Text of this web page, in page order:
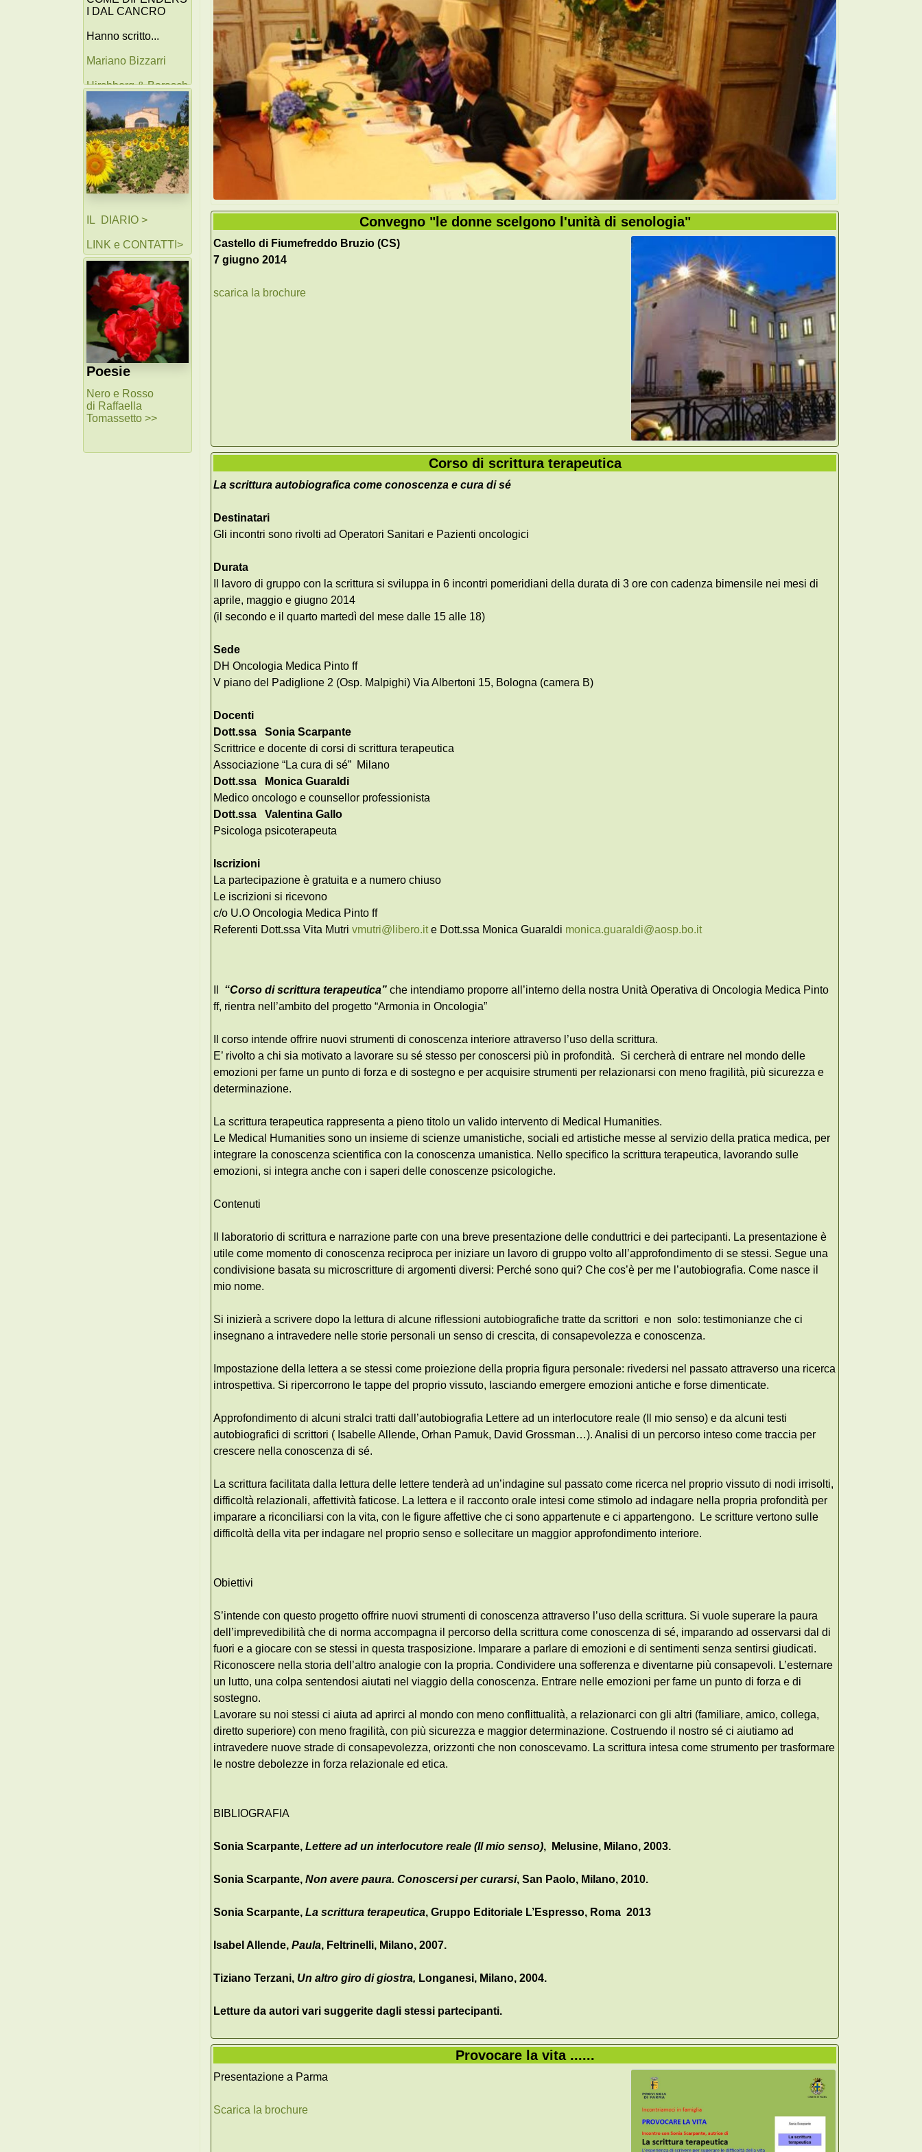
I DAL CANCRO
Hanno scritto...
Mariano Bizzarri
Hirshberg & Barasch
AA. VV.
IL DIARIO >
LINK e CONTATTI>
Poesie
Nero e Rosso
di Raffaella
Tomassetto >>
Convegno "le donne scelgono l'unità di senologia"
Castello di Fiumefreddo Bruzio (CS)
7 giugno 2014
scarica la brochure
Corso di scrittura terapeutica
La scrittura autobiografica come conoscenza e cura di sé
Destinatari
Gli incontri sono rivolti ad Operatori Sanitari e Pazienti oncologici
Durata
Il lavoro di gruppo con la scrittura si sviluppa in 6 incontri pomeridiani della durata di 3 ore con cadenza bimensile nei mesi di
aprile, maggio e giugno 2014
(il secondo e il quarto martedì del mese dalle 15 alle 18)
Sede
DH Oncologia Medica Pinto ff
V piano del Padiglione 2 (Osp. Malpighi) Via Albertoni 15, Bologna (camera B)
Docenti
Dott.ssa Sonia Scarpante
Scrittrice e docente di corsi di scrittura terapeutica
Associazione “La cura di sé” Milano
Dott.ssa Monica Guaraldi
Medico oncologo e counsellor professionista
Dott.ssa Valentina Gallo
Psicologa psicoterapeuta
Iscrizioni
La partecipazione è gratuita e a numero chiuso
Le iscrizioni si ricevono
c/o U.O Oncologia Medica Pinto ff
Referenti Dott.ssa Vita Mutri vmutri@libero.ite Dott.ssa Monica Guaraldi monica.guaraldi@aosp.bo.it
“Corso di scrittura terapeutica” che intendiamo proporre all’interno della nostra Unità Operativa di Oncologia Medica Pinto
ff, rientra nell’ambito del progetto “Armonia in Oncologia”
Il corso intende offrire nuovi strumenti di conoscenza interiore attraverso l’uso della scrittura.
E’ rivolto a chi sia motivato a lavorare su sé stesso per conoscersi più in profondità. Si cercherà di entrare nel mondo delle
emozioni per farne un punto di forza e di sostegno e per acquisire strumenti per relazionarsi con meno fragilità, più sicurezza e
determinazione.
La scrittura terapeutica rappresenta a pieno titolo un valido intervento di Medical Humanities.
Le Medical Humanities sono un insieme di scienze umanistiche, sociali ed artistiche messe al servizio della pratica medica, per
integrare la conoscenza scientifica con la conoscenza umanistica. Nello specifico la scrittura terapeutica, lavorando sulle
emozioni, si integra anche con i saperi delle conoscenze psicologiche.
Contenuti
Il laboratorio di scrittura e narrazione parte con una breve presentazione delle conduttrici e dei partecipanti. La presentazione è
utile come momento di conoscenza reciproca per iniziare un lavoro di gruppo volto all’approfondimento di se stessi. Segue una
condivisione basata su microscritture di argomenti diversi: Perché sono qui? Che cos’è per me l’autobiografia. Come nasce il
mio nome.
Si inizierà a scrivere dopo la lettura di alcune riflessioni autobiografiche tratte da scrittori e non solo: testimonianze che ci
insegnano a intravedere nelle storie personali un senso di crescita, di consapevolezza e conoscenza.
Impostazione della lettera a se stessi come proiezione della propria figura personale: rivedersi nel passato attraverso una ricerca
introspettiva. Si ripercorrono le tappe del proprio vissuto, lasciando emergere emozioni antiche e forse dimenticate.
Approfondimento di alcuni stralci tratti dall’autobiografia Lettere ad un interlocutore reale (Il mio senso) e da alcuni testi
autobiografici di scrittori ( Isabelle Allende, Orhan Pamuk, David Grossman…). Analisi di un percorso inteso come traccia per
crescere nella conoscenza di sé.
La scrittura facilitata dalla lettura delle lettere tenderà ad un’indagine sul passato come ricerca nel proprio vissuto di nodi irrisolti,
difficoltà relazionali, affettività faticose. La lettera e il racconto orale intesi come stimolo ad indagare nella propria profondità per
imparare a riconciliarsi con la vita, con le figure affettive che ci sono appartenute e ci appartengono. Le scritture vertono sulle
difficoltà della vita per indagare nel proprio senso e sollecitare un maggior approfondimento interiore.
Obiettivi
S’intende con questo progetto offrire nuovi strumenti di conoscenza attraverso l’uso della scrittura. Si vuole superare la paura
dell’imprevedibilità che di norma accompagna il percorso della scrittura come conoscenza di sé, imparando ad osservarsi dal di
fuori e a giocare con se stessi in questa trasposizione. Imparare a parlare di emozioni e di sentimenti senza sentirsi giudicati.
Riconoscere nella storia dell’altro analogie con la propria. Condividere una sofferenza e diventarne più consapevoli. L’esternare
un lutto, una colpa sentendosi aiutati nel viaggio della conoscenza. Entrare nelle emozioni per farne un punto di forza e di
sostegno.
Lavorare su noi stessi ci aiuta ad aprirci al mondo con meno conflittualità, a relazionarci con gli altri (familiare, amico, collega,
diretto superiore) con meno fragilità, con più sicurezza e maggior determinazione. Costruendo il nostro sé ci aiutiamo ad
intravedere nuove strade di consapevolezza, orizzonti che non conoscevamo. La scrittura intesa come strumento per trasformare
le nostre debolezze in forza relazionale ed etica.
BIBLIOGRAFIA
Sonia Scarpante, Lettere ad un interlocutore reale (Il mio senso), Melusine, Milano, 2003.
Sonia Scarpante, Non avere paura. Conoscersi per curarsi, San Paolo, Milano, 2010.
Sonia Scarpante, La scrittura terapeutica, Gruppo Editoriale L’Espresso, Roma 2013
Isabel Allende, Paula, Feltrinelli, Milano, 2007.
Tiziano Terzani, Un altro giro di giostra, Longanesi, Milano, 2004.
Letture da autori vari suggerite dagli stessi partecipanti.
Provocare la vita ......
Presentazione a Parma
Scarica la brochure